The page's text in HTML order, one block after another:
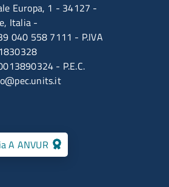
Europa, 1 - 34127 -
Italia -
040 558 7111 - P.IVA
- P.E.C.
A ANVUR